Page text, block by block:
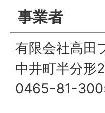
事業者
有限会社高田
中井町半分形
0465-81-